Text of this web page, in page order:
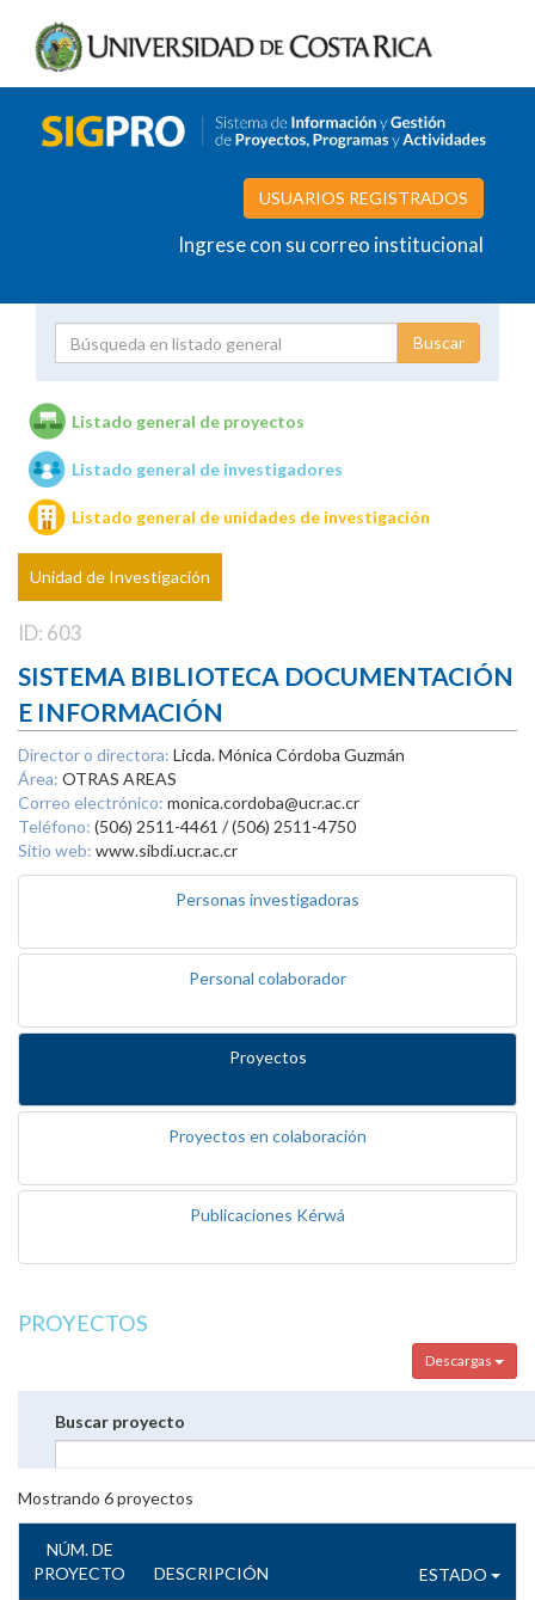
USUARIOS REGISTRADOS
Ingrese con su correo institucional
Unidades de investigación
Listado general de proyectos
Listado general de investigadores
Listado general de unidades de investigación
Unidad de Investigación
ID: 603
SISTEMA BIBLIOTECA DOCUMENTACIÓN
E INFORMACIÓN
Director o directora: Licda. Mónica Córdoba Guzmán
Área: OTRAS AREAS
Correo electrónico: monica.cordoba@ucr.ac.cr
Teléfono: (506) 2511-4461 / (506) 2511-4750
Sitio web: www.sibdi.ucr.ac.cr
Personas investigadoras
Personal colaborador
Proyectos
Proyectos en colaboración
Publicaciones Kérwá
PROYECTOS
Descargas
Buscar proyecto
Mostrando 6proyectos
NÚM. DE
PROYECTO
DESCRIPCIÓN ESTADO